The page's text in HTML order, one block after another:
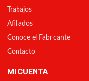
Trabajos
Afiliados
Conoce el Fabricante
Contacto
MI CUENTA